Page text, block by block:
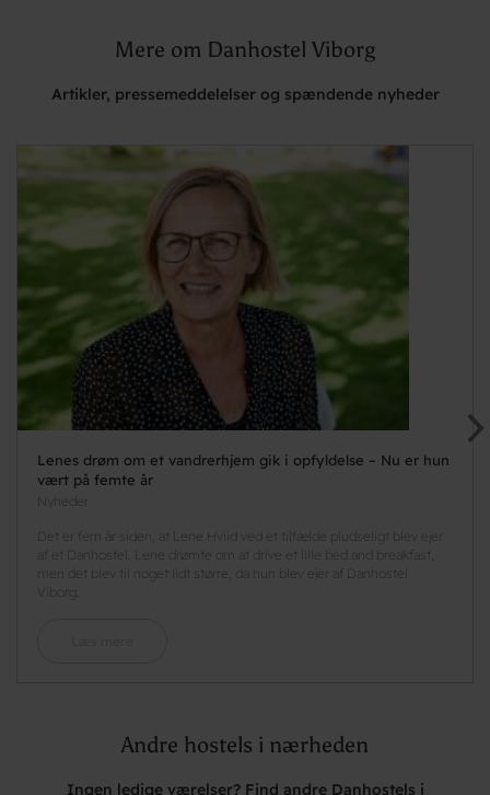
Mere om Danhostel Viborg
Artikler, pressemeddelelser og spændende nyheder
Lenes drøm om et vandrerhjem gik i opfyldelse – Nu er hun
vært på femte år
Det er fem år siden, at Lene Hviid ved et tilfælde pludseligt blev ejer
af et Danhostel. Lene drømte om at drive et lille bed and breakfast,
men det blev til noget lidt større, da hun blev ejer af Danhostel
Viborg.
Andre hostels i nærheden
Ingen ledige værelser? Find andre Danhostels i